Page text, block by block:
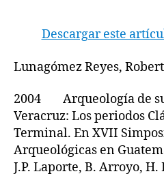
Descargar este
Lunagómez Reyes,
2004 Arqueología de
Veracruz: Los periodos
Terminal. En XVII
Arqueológicas en
J.P. Laporte, B. Arroyo,